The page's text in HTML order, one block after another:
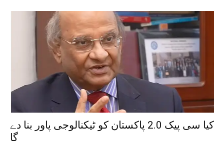
کیا سی پیک 2.0 پاکستان کو ٹیکنالوجی پاور بنا دے
گا